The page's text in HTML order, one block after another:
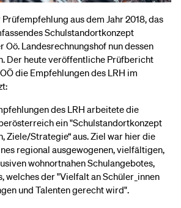
aus dem Jahr 2018, das
Schulstandortkonzept
Landesrechnungshof nun dessen
Der heute veröffentliche Prüfbericht
die Empfehlungen des LRH im
des LRH arbeitete die
ein "Schulstandortkonzept
Ziele/Strategie“ aus. Ziel war hier die
regional ausgewogenen, vielfältigen,
wohnortnahen Schulangebotes,
welches der "Vielfalt an Schüler_innen
und Talenten gerecht wird".